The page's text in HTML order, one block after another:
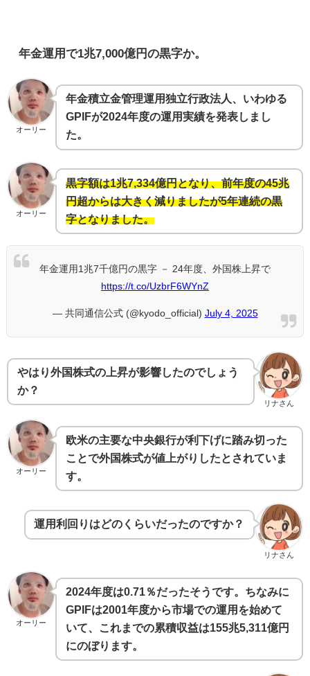
年金運用で1兆7,000億円の黒字か。
オーリー
年金積立金管理運用独立行政法人、いわゆる
GPIFが2024年度の運用実績を発表しまし
た。
オーリー
黒字額は1兆7,334億円となり、前年度の45兆
円超からは大きく減りましたが5年連続の黒
字となりました。
年金運用1兆7千億円の黒字 － 24年度、外国株上昇で
https://t.co/UzbrF6WYnZ
— 共同通信公式 (@kyodo_official) July 4, 2025
リナさん
やはり外国株式の上昇が影響したのでしょう
か？
オーリー
欧米の主要な中央銀行が利下げに踏み切った
ことで外国株式が値上がりしたとされていま
す。
リナさん
運用利回りはどのくらいだったのですか？
オーリー
2024年度は0.71％だったそうです。ちなみに
GPIFは2001年度から市場での運用を始めて
いて、これまでの累積収益は155兆5,311億円
にのぼります。